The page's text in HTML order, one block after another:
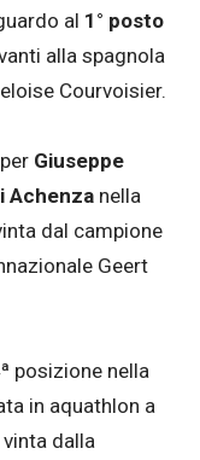
al 1° posto
alla spagnola
Courvoisier.
Giuseppe
Achenza nella
dal campione
Geert
posizione nella
in aquathlon a
dalla